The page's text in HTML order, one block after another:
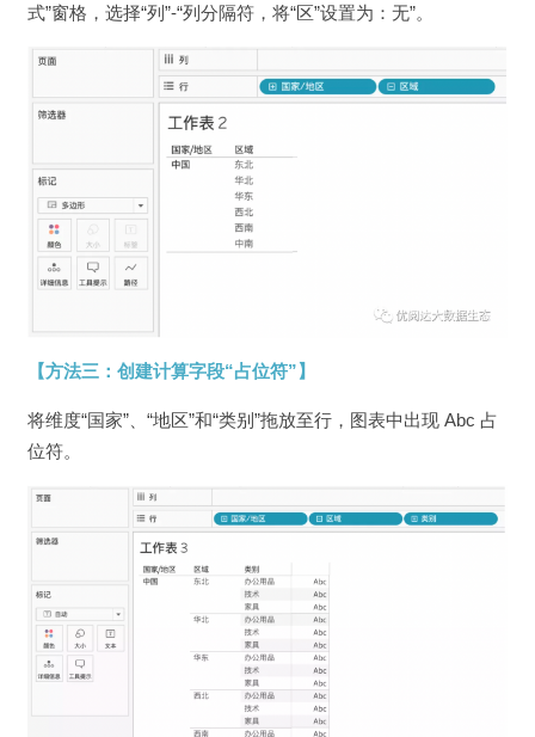
式”窗格，选择“列”-“列分隔符，将“区”设置为：无”。
【方法三：创建计算字段“占位符”】
将维度“国家”、“地区”和“类别”拖放至行，图表中出现 Abc 占
位符。